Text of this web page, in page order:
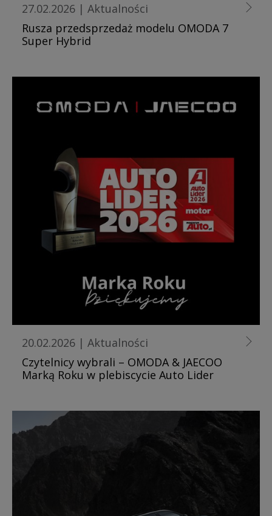
27.02.2026 | Aktualności
Rusza przedsprzedaż modelu OMODA 7
Super Hybrid
20.02.2026 | Aktualności
Czytelnicy wybrali – OMODA & JAECOO
Marką Roku w plebiscycie Auto Lider